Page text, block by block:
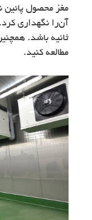
مغز محصول پائین
ثانیه باشد.
مطالعه کنید.